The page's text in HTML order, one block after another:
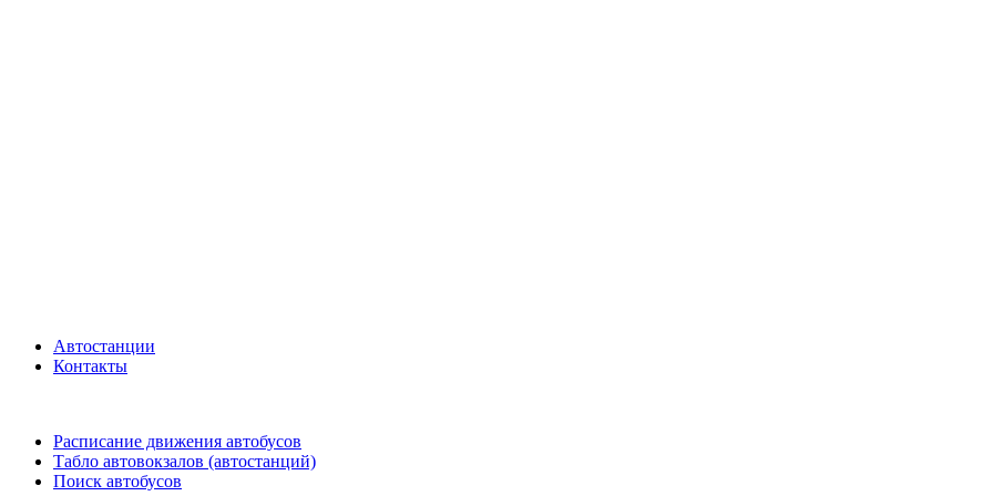
Автостанции
Контакты
Расписание движения автобусов
Табло автовокзалов (автостанций)
Поиск автобусов